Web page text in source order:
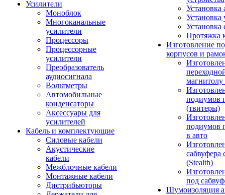
Усилители
Моноблок
Многоканальные
усилители
Процессоры
Процессорные
усилители
Преобразователь
аудиосигнала
Вольтметры
Автомобильные
конденсаторы
Аксессуары для
усилителей
Кабель и комплектующие
Силовые кабели
Акустические
кабели
Межблочные кабели
Монтажные кабели
Дистрибьюторы
Установка
Установка
Установка
Протяжка
Изготовление
корпусов и
подиумов
(твитеры)
подиумов
в авто
сабвуфера
(Stealth)
под
Шумоизоляция